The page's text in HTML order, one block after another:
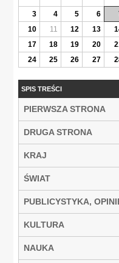
3
4 5 6
10
11 12 13
17
18 19 20
24
25 26 27
SPIS TREŚCI
PIERWSZA STRONA
DRUGA STRONA
KRAJ
ŚWIAT
PUBLICYSTYKA,
KULTURA
NAUKA